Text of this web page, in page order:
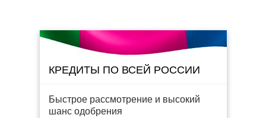
КРЕДИТЫ ПО ВСЕЙ РОССИИ
Быстрое рассмотрение и высокий
шанс одобрения